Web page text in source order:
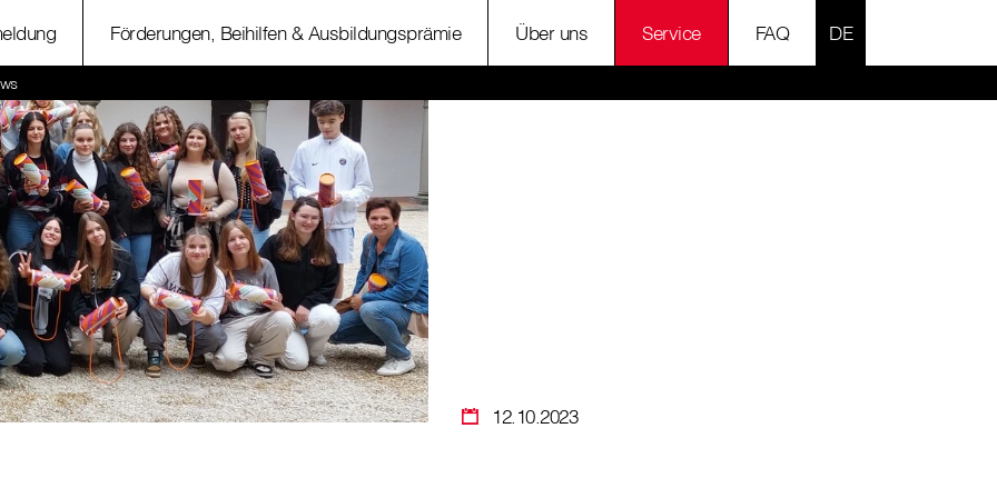
Förderungen, Beihilfen & Ausbildungsprämie Über uns Service FAQ SPRACHE
12.10.2023